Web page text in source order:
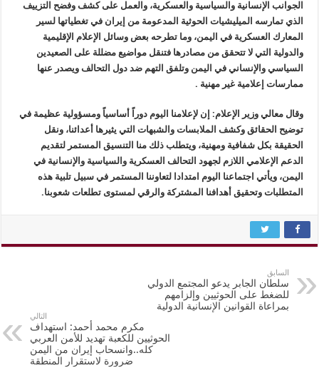
الجوانب الإنسانية والسياسية والعسكرية، والعمل على كشف وفضح التزييف
الذي تمارسه الميليشيات الحوثية المدعومة من إيران في تغطياتها لسير
المعارك العسكرية في اليمن، وما تطرحه بعض وسائل الإعلام الإقليمية
والدولية التي لا تتحقق من مصادرها فتنقل مواضيع مضللة على الصعيدين
السياسي والإنساني في اليمن وتلفق التهم ضد دول التحالف ويصدر عنها
ممارسات إعلامية غير مهنية .
وقال معالي وزير الإعلام: إن لإعلامنا اليوم دوراً أساسياً ومسؤولية عظيمة في
توضيح الحقائق وكشف الملابسات والشبهات التي يثيرها أعدائنا، ونقل
الحقيقة بكل شفافية ومهنية، ويتطلب ذلك منا التنسيق المستمر لتقديم
الدعم الإعلامي اللازم لجهود التحالف العسكرية والسياسية والإنسانية في
اليمن، ويأتي اجتماعنا اليوم امتدادا لتعاوننا المستمر في سبيل تلبية هذه
المتطلبات وتحقيق أهدافنا المشتركة والرقي لمستوى تطلعات شعوبنا.
السابق
سلطان الجابر يدعو المجتمع الدولي
للضغط على الحوثيين وإلزامهم
بمراعاة القوانين الإنسانية الدولية
التالي
مكرم محمد أحمد: استهداف
الحوثيين للكعبة تهديد للأمن العربي
كله..وانسحاب إيران من اليمن
ضرورة لاستقرار المنطقة